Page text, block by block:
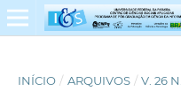
INÍCIO / ARQUIVOS / V. 26